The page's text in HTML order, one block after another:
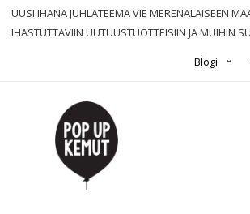
UUSI IHANA JUHLATEEMA VIE MERENALAISEEN
IHASTUTTAVIIN UUTUUSTUOTTEISIIN JA MUIHIN
Blogi